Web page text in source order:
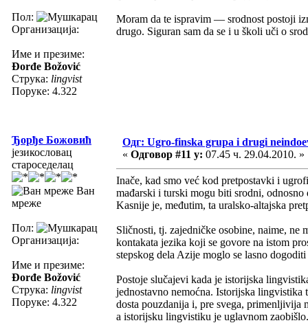
Пол:
Организација:
Име и презиме:
Đorđe Božović
Струка: lingvist
Поруке: 4.322
Moram da te ispravim — srodnost postoji
drugo. Siguran sam da se i u školi uči o
Ђорђе Божовић
језикословац
староседелац
Ван
мреже
Пол:
Организација:
Име и презиме:
Đorđe Božović
Струка: lingvist
Поруке: 4.322
Одг: Ugro-finska grupa i drugi
« Одговор #11 у: 07.45 ч. 29.04.2010. »
Inače, kad smo već kod pretpostavki i
mađarski i turski mogu biti srodni,
Kasnije je, međutim, ta uralsko-altajska
Sličnosti, tj. zajedničke osobine, naime, ne
kontakata jezika koji se govore na istom
stepskog dela Azije moglo se lasno
Postoje slučajevi kada je istorijska
jednostavno nemoćna. Istorijska lingvistika
dosta pouzdanija i, pre svega, primenljivija
a istorijsku lingvistiku je uglavnom zaobišlo.